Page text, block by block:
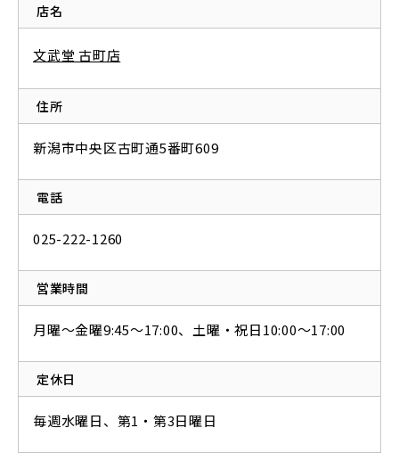
店名
文武堂 古町店
住所
新潟市中央区古町通5番町609
電話
025-222-1260
営業時間
月曜〜金曜9:45〜17:00、土曜・祝日10:00〜17:00
定休日
毎週水曜日、第1・第3日曜日